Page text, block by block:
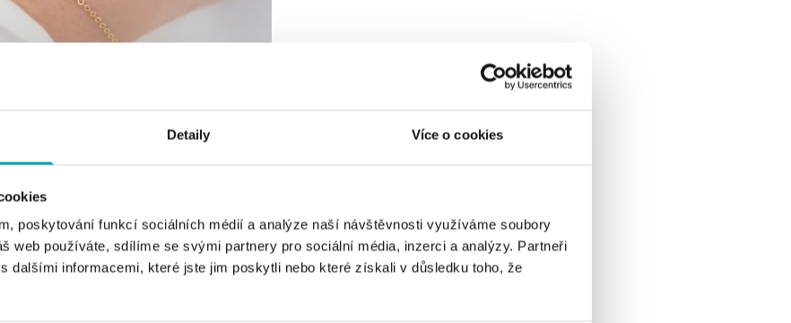
Detaily Více o cookies
poskytování funkcí sociálních médií a analýze naší návštěvnosti využíváme soubory
web používáte, sdílíme se svými partnery pro sociální média, inzerci a analýzy. Partneři
dalšími informacemi, které jste jim poskytli nebo které získali v důsledku toho, že